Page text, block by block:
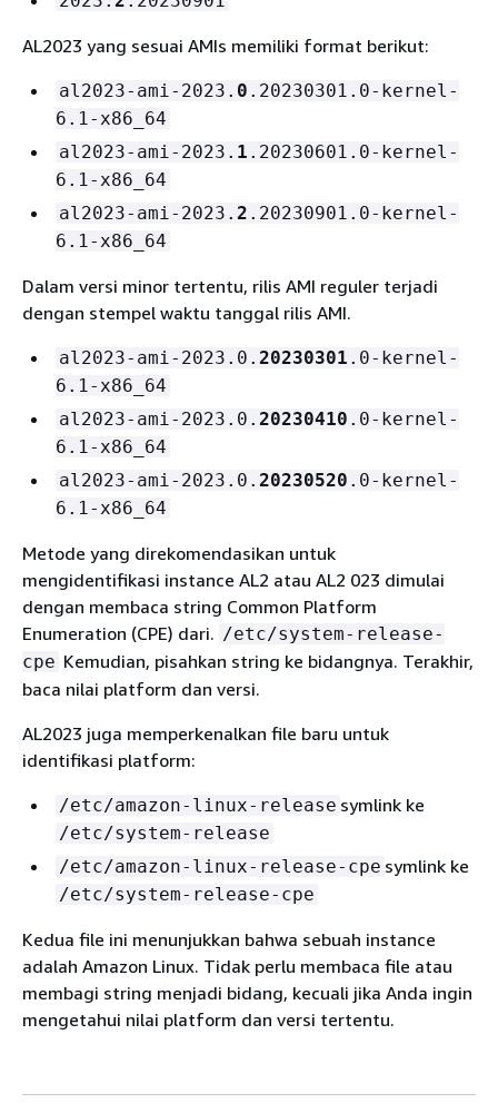
AL2023 yang sesuai AMIs memiliki format berikut:
al2023-ami-2023. 0 .20230301.0-kernel-
6.1-x86_64
al2023-ami-2023. 1 .20230601.0-kernel-
6.1-x86_64
al2023-ami-2023. 2 .20230901.0-kernel-
6.1-x86_64
Dalam versi minor tertentu, rilis AMI reguler terjadi
dengan stempel waktu tanggal rilis AMI.
al2023-ami-2023.0. 20230301 .0-kernel-
6.1-x86_64
al2023-ami-2023.0. 20230410 .0-kernel-
6.1-x86_64
al2023-ami-2023.0. 20230520 .0-kernel-
6.1-x86_64
Metode yang direkomendasikan untuk
mengidentifikasi instance AL2 atau AL2 023 dimulai
dengan membaca string Common Platform
Enumeration (CPE) dari. /etc/system-release-
cpe Kemudian, pisahkan string ke bidangnya. Terakhir,
baca nilai platform dan versi.
AL2023 juga memperkenalkan file baru untuk
identifikasi platform:
/etc/amazon-linux-release symlink ke
/etc/system-release
/etc/amazon-linux-release-cpe symlink ke
/etc/system-release-cpe
Kedua file ini menunjukkan bahwa sebuah instance
adalah Amazon Linux. Tidak perlu membaca file atau
membagi string menjadi bidang, kecuali jika Anda ingin
mengetahui nilai platform dan versi tertentu.